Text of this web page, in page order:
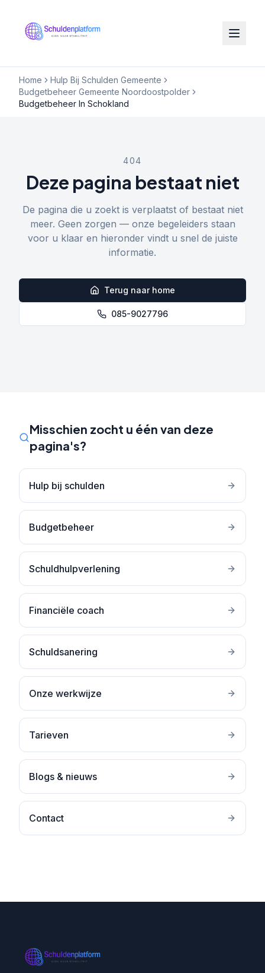
Home
Hulp Bij Schulden Gemeente
Budgetbeheer Gemeente Noordoostpolder
Budgetbeheer In Schokland
404
Deze pagina bestaat niet
De pagina die u zoekt is verplaatst of bestaat niet
meer. Geen zorgen — onze begeleiders staan
voor u klaar en hieronder vindt u snel de juiste
informatie.
Terug naar home
085-9027796
Misschien zocht u één van deze
pagina's?
Hulp bij schulden
Budgetbeheer
Schuldhulpverlening
Financiële coach
Schuldsanering
Onze werkwijze
Tarieven
Blogs & nieuws
Contact